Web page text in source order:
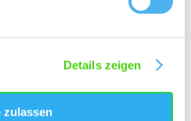
Details zeigen
zulassen